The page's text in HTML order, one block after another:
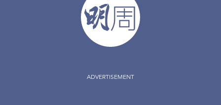
ADVERTISEMENT